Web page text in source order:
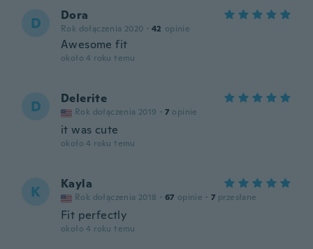
D Dora
Rok dołączenia 2020 · 42 opinie
Awesome fit
około 4 roku temu
D Delerite
Rok dołączenia 2019 · 7 opinie
it was cute
około 4 roku temu
K Kayla
Rok dołączenia 2018 · 67 opinie · 7 przesłane
Fit perfectly
około 4 roku temu